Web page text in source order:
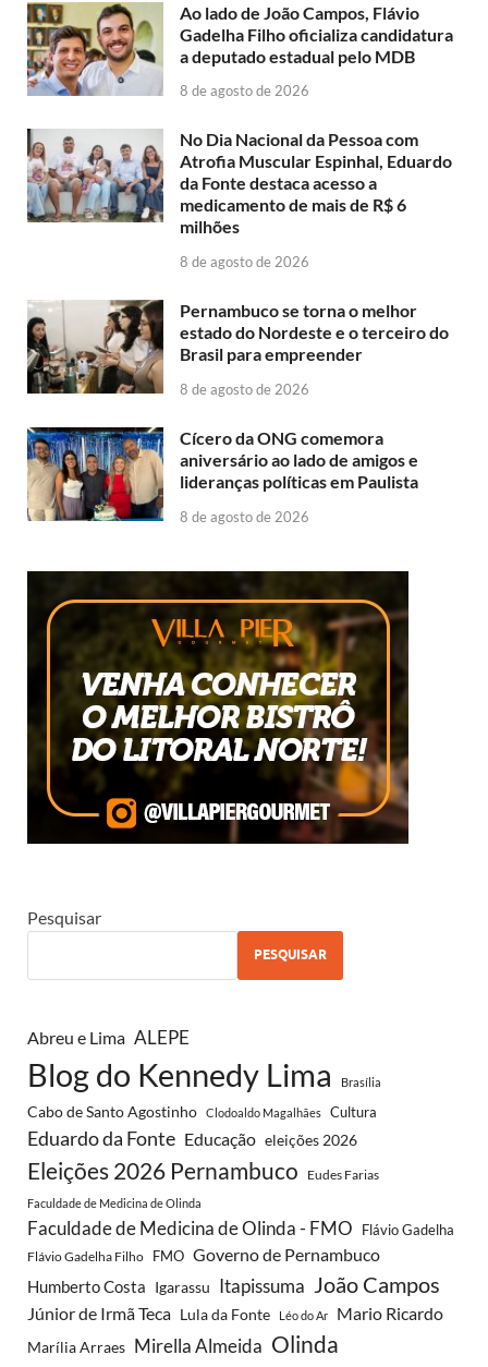
Ao lado de João Campos, Flávio
Gadelha Filho oficializa candidatura
a deputado estadual pelo MDB
8 de agosto de 2026
No Dia Nacional da Pessoa com
Atrofia Muscular Espinhal, Eduardo
da Fonte destaca acesso a
medicamento de mais de R$ 6
milhões
8 de agosto de 2026
Pernambuco se torna o melhor
estado do Nordeste e o terceiro do
Brasil para empreender
8 de agosto de 2026
Cícero da ONG comemora
aniversário ao lado de amigos e
lideranças políticas em Paulista
8 de agosto de 2026
Pesquisar
PESQUISAR
Abreu e Lima ALEPE
Blog do Kennedy Lima Brasília
Cabo de Santo Agostinho Clodoaldo Magalhães Cultura
Eduardo da Fonte Educação eleições 2026
Eleições 2026 Pernambuco Eudes Farias
Faculdade de Medicina de Olinda
Faculdade de Medicina de Olinda - FMO Flávio Gadelha
Flávio Gadelha Filho FMO Governo de Pernambuco
Humberto Costa Igarassu Itapissuma João Campos
Júnior de Irmã Teca Lula da Fonte Léo do Ar Mario Ricardo
Marília Arraes Mirella Almeida Olinda